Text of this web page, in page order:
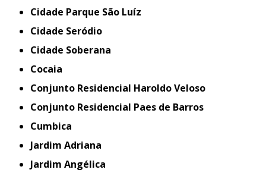
Cidade Parque São Luíz
Cidade Seródio
Cidade Soberana
Cocaia
Conjunto Residencial Haroldo Veloso
Conjunto Residencial Paes de Barros
Cumbica
Jardim Adriana
Jardim Angélica